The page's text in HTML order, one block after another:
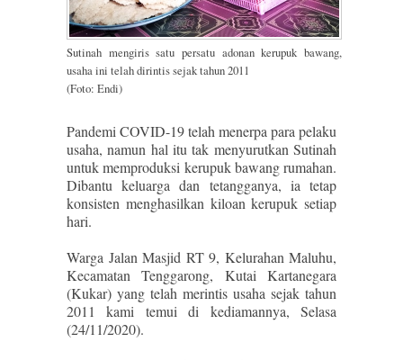
Sutinah mengiris satu persatu adonan kerupuk bawang,
usaha ini telah dirintis sejak tahun 2011
(Foto: Endi)
Pandemi COVID-19 telah menerpa para pelaku
usaha, namun hal itu tak menyurutkan Sutinah
untuk memproduksi kerupuk bawang rumahan.
Dibantu keluarga dan tetangganya, ia tetap
konsisten menghasilkan kiloan kerupuk setiap
hari.
Warga Jalan Masjid RT 9, Kelurahan Maluhu,
Kecamatan Tenggarong, Kutai Kartanegara
(Kukar) yang telah merintis usaha sejak tahun
2011 kami temui di kediamannya, Selasa
(24/11/2020).